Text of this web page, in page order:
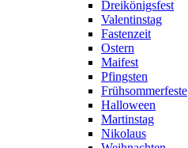
Dreikönigsfest
Valentinstag
Fastenzeit
Ostern
Maifest
Pfingsten
Frühsommerfeste
Halloween
Martinstag
Nikolaus